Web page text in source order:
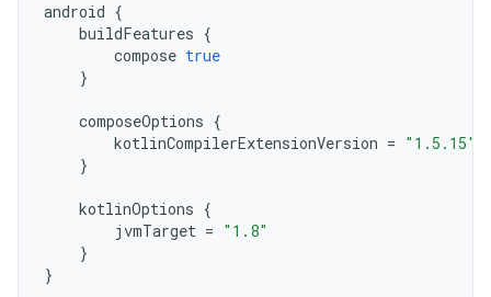
android {
buildFeatures {
compose true
}
composeOptions {
kotlinCompilerExtensionVersion = "1.5.15"
}
kotlinOptions {
jvmTarget = "1.8"
}
}